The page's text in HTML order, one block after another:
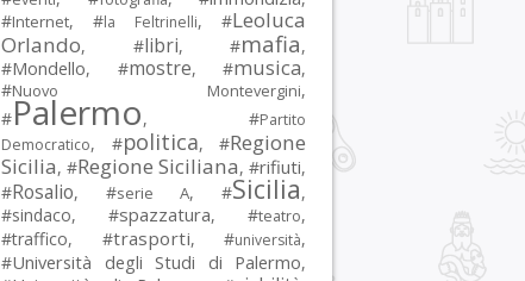
#Internet, #la Feltrinelli, #Leoluca
Orlando, #libri, #mafia,
#Mondello, #mostre, #musica,
#Nuovo Montevergini,
#Palermo, #Partito
Democratico, #politica, #Regione
Sicilia, #Regione Siciliana, #rifiuti,
#Rosalio, #serie A, #Sicilia,
#sindaco, #spazzatura, #teatro,
#traffico, #trasporti, #università,
#Università degli Studi di Palermo,